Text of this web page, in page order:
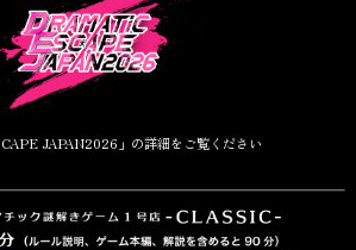
JAPAN2026」の詳細をご覧ください